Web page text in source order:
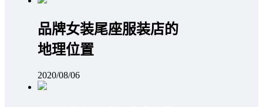
品牌女装尾座服装店的
地理位置
2020/08/06